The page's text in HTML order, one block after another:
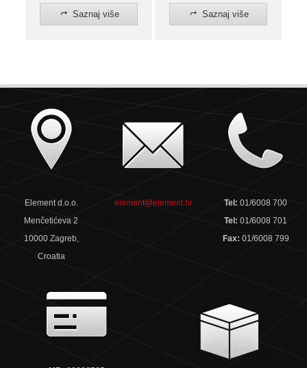
Saznaj više Saznaj više
Element d.o.o.
Menčetićeva 2
10000 Zagreb,
Croatia
element@element.hr Tel:01/6008 700
Tel:01/6008 701
Fax: 01/6008 799